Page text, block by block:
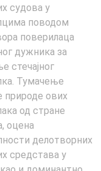
судова у
поводом
поверилаца
дужника за
стечајног
Тумачење
природе ових
од стране
оцена
делотворних
средстава у